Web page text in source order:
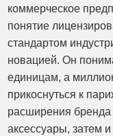
коммерческое
понятие
стандартом
новацией. Он
единицам, а
прикоснуться к
расширения бренда
аксессуары, затем